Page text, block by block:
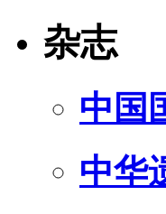
杂志
中国
中华